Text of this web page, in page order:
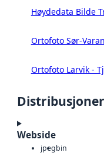
Høydedata Bilde
Ortofoto Sør-
Ortofoto Larvik -
Distribusjoner
Webside
jpegbin